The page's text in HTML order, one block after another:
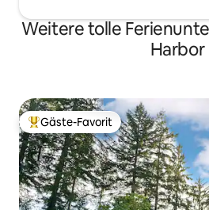
Weitere tolle
Harbor
Beliebter Gäste-Favorit.
Gäste-Favorit